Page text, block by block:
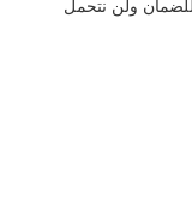
للضمان ولن نتحمل